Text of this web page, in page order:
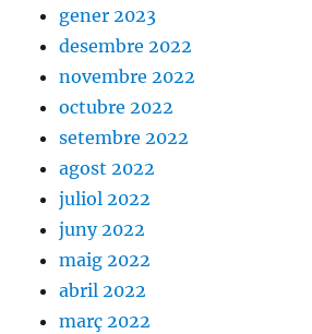
gener 2023
desembre 2022
novembre 2022
octubre 2022
setembre 2022
agost 2022
juliol 2022
juny 2022
maig 2022
abril 2022
març 2022